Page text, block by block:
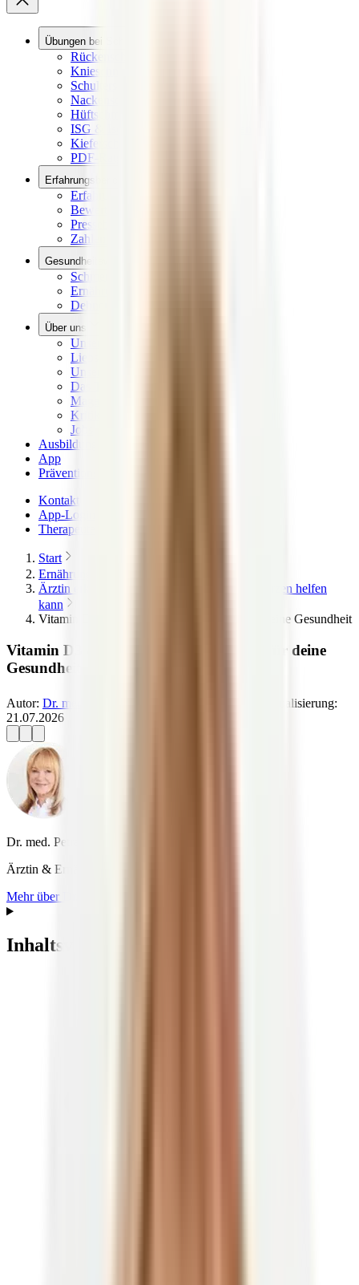
Übungen bei Schmerzen
Rückenschmerzen Übungen
Knieschmerzen Übungen
Schulterschmerzen Übungen
Nackenschmerzen Übungen
Hüftschmerzen Übungen
ISG & Ischias Schmerzen Übungen
Kieferschmerzen Übungen
PDF-Ratgeber Downloads
Erfahrungsberichte
Erfahrungen
Bewertungen aus dem Netz
Presseberichte
Zahlen & Fakten
Gesundheitswissen
Schmerzlexikon
Ernährungslexikon
Dehnen, Rollen, Drücken
Über uns
Unsere Vision
Liebscher & Bracht Übungen
Unser Qualitätsversprechen
Das Team & die Familie
Magazin – News & Stories
Kritik & Transparenz
Jobs
Ausbildungen
App
Präventionskurse
Kontakt
App-Login
Therapeuten finden
Start
Ernährungslexikon
Ärztin erklärt: Wieso Vitamin D gegen Schmerzen helfen
kann
Vitamin D3 & K2 — Die Power-Kombi für deine Gesundheit
Vitamin D3 & K2 — Die Power-Kombi für deine
Gesundheit
Autor: Dr. med. Petra Bracht
Letzte Aktualisierung:
21.07.2026
Dr. med. Petra Bracht
Ärztin & Ernährungspezialistin
Mehr über Dr. med. Petra Bracht
Inhaltsverzeichnis